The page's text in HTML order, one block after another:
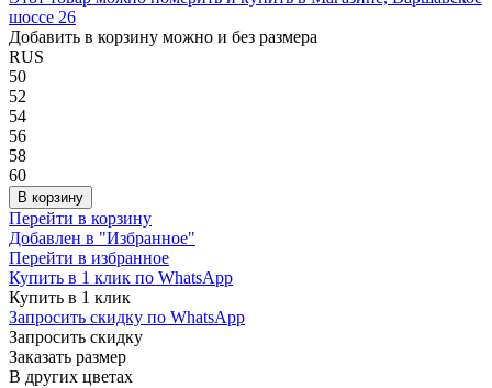
шоссе 26
Добавить в корзину можно и без размера
RUS
50
52
54
56
58
60
В корзину
Перейти в корзину
Добавлен в "Избранное"
Перейти в избранное
Купить в 1 клик по WhatsApp
Купить в 1 клик
Запросить скидку по WhatsApp
Запросить скидку
Заказать размер
В других цветах